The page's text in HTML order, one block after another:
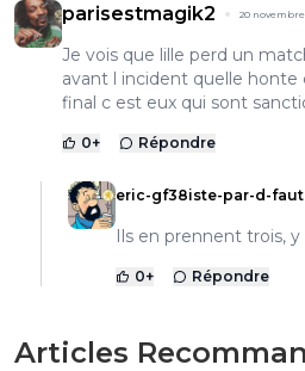
parisestmagik2 20 novembre
Je vois que lille perd un
avant l incident quelle honte
final c est eux qui sont
0+ Répondre
eric-gf38iste-par-d-faut
Ils en prennent trois,
0+ Répondre
Articles